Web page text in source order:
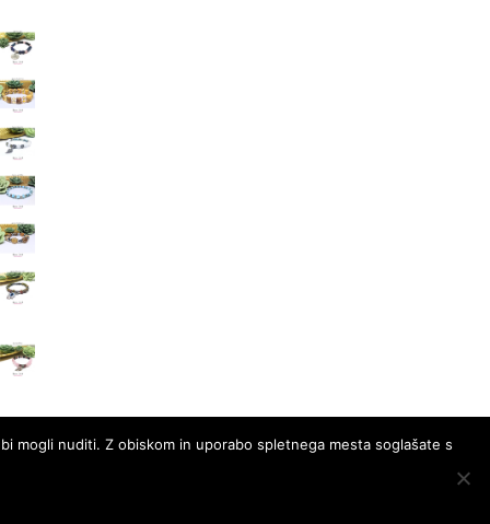
mogli nuditi. Z obiskom in uporabo spletnega mesta soglašate s